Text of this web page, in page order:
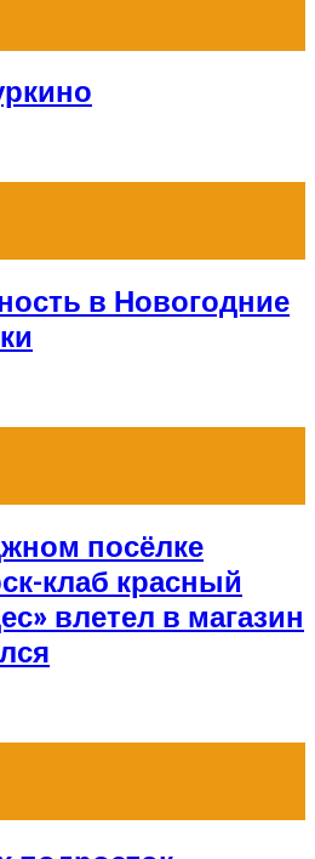
в Новогодние
посёлке
клаб красный
влетел в магазин